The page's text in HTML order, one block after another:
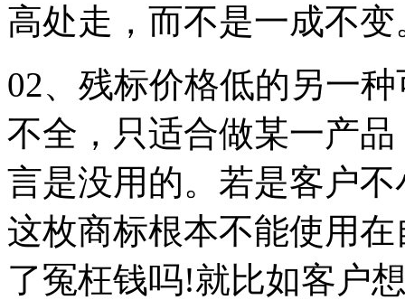
高处走，而不是一成不变
02、残标价格低的另一
不全，只适合做某一产
言是没用的。若是客户
这枚商标根本不能使用
了冤枉钱吗!就比如客户